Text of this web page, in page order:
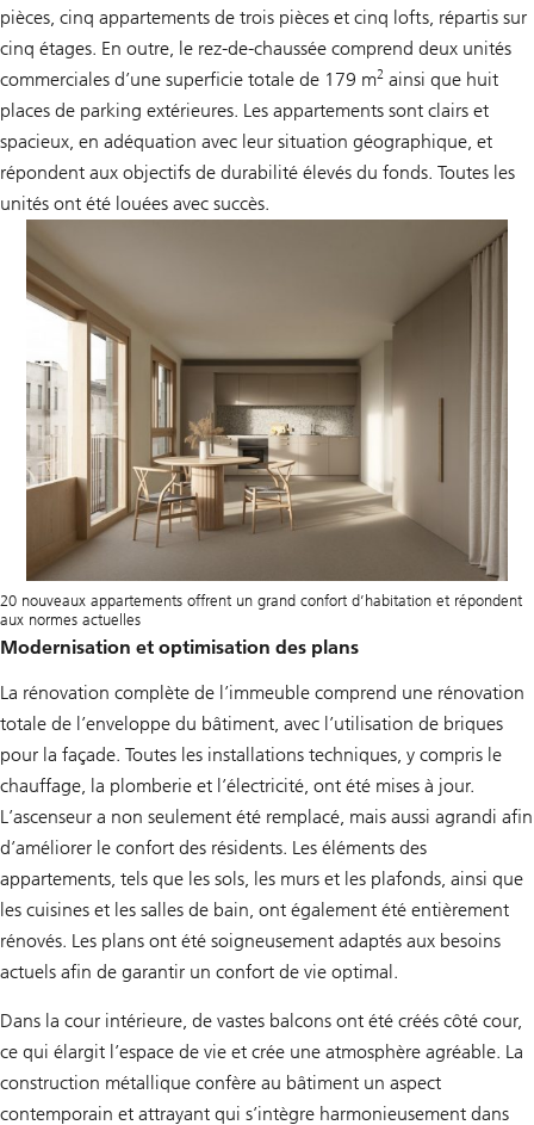
pièces, cinq appartements de trois pièces et cinq lofts, répartis sur
cinq étages. En outre, le rez-de-chaussée comprend deux unités
commerciales d’une superficie totale de 179 m2 ainsi que huit
places de parking extérieures. Les appartements sont clairs et
spacieux, en adéquation avec leur situation géographique, et
répondent aux objectifs de durabilité élevés du fonds. Toutes les
unités ont été louées avec succès.
20 nouveaux appartements offrent un grand confort d’habitation et répondent
aux normes actuelles
Modernisation et optimisation des plans
La rénovation complète de l’immeuble comprend une rénovation
totale de l’enveloppe du bâtiment, avec l’utilisation de briques
pour la façade. Toutes les installations techniques, y compris le
chauffage, la plomberie et l’électricité, ont été mises à jour.
L’ascenseur a non seulement été remplacé, mais aussi agrandi afin
d’améliorer le confort des résidents. Les éléments des
appartements, tels que les sols, les murs et les plafonds, ainsi que
les cuisines et les salles de bain, ont également été entièrement
rénovés. Les plans ont été soigneusement adaptés aux besoins
actuels afin de garantir un confort de vie optimal.
Dans la cour intérieure, de vastes balcons ont été créés côté cour,
ce qui élargit l’espace de vie et crée une atmosphère agréable. La
construction métallique confère au bâtiment un aspect
contemporain et attrayant qui s’intègre harmonieusement dans